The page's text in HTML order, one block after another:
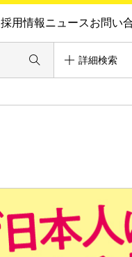
採用情報ニュースお問い
詳細検索